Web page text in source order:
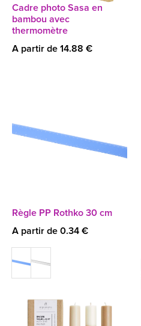
Cadre photo Sasa en
bambou avec
thermomètre
A partir de 14.88 €
Règle PP Rothko 30 cm
A partir de 0.34 €